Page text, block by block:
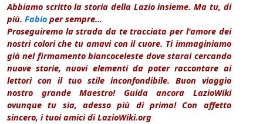
Abbiamo scritto la storia della Lazio insieme. Ma tu, di
più. Fabio per sempre...
Proseguiremo la strada da te tracciata per l'amore dei
nostri colori che tu amavi con il cuore. Ti immaginiamo
già nel firmamento biancoceleste dove starai cercando
nuove storie, nuovi elementi da poter raccontare ai
lettori con il tuo stile inconfondibile. Buon viaggio
nostro grande Maestro! Guida ancora LazioWiki
ovunque tu sia, adesso più di prima! Con affetto
sincero, i tuoi amici di LazioWiki.org